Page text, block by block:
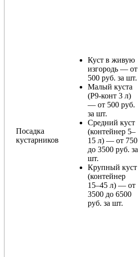
Посадка
кустарников
Куст в живую
изгородь — от
500 руб. за шт.
Малый куста
(Р9-конт 3 л)
— от 500 руб.
за шт.
Средний куст
(контейнер 5–
15 л) — от 750
до 3500 руб. за
шт.
Крупный куст
(контейнер
15–45 л) — от
3500 до 6500
руб. за шт.